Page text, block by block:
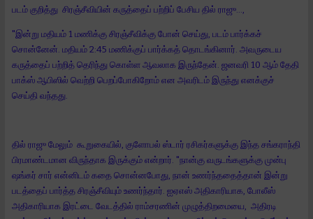
படம் குறித்து சிரஞ்சீவியின் கருத்தைப் பற்றிப் பேசிய தில் ராஜு...,
"இன்று மதியம் 1 மணிக்கு சிரஞ்சீவிக்கு போன் செய்து, படம் பார்க்கச்
சொன்னேன். மதியம் 2:45 மணிக்குப் பார்க்கத் தொடங்கினார். அவருடைய
கருத்தைப் பற்றித் தெரிந்து கொள்ள ஆவலாக இருந்தேன். ஜனவரி 10 ஆம் தேதி
பாக்ஸ் ஆபிஸில் வெற்றி பெறப்போகிறோம் என அவரிடம் இருந்து எனக்குச்
செய்தி வந்தது.
தில் ராஜு மேலும் கூறுகையில், குளோபல் ஸ்டார் ரசிகர்களுக்கு இந்த சங்கராந்தி
பிரமாண்டமான விருந்தாக இருக்கும் என்றார். "நான்கு வருடங்களுக்கு முன்பு
ஷங்கர் சார் என்னிடம் கதை சொன்னபோது, நான் உணர்ந்ததைத்தான் இன்று
படத்தைப் பார்த்த சிரஞ்சீவியும் உணர்ந்தார். ஐஏஎஸ் அதிகாரியாக, போலீஸ்
அதிகாரியாக இரட்டை வேடத்தில் ராம்சரணின் முழுத்திறமையை, அதிரடி